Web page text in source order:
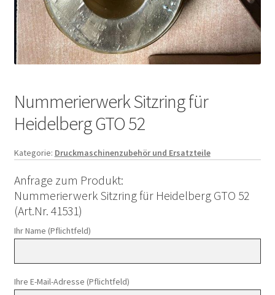
Nummerierwerk Sitzring für
Heidelberg GTO 52
Kategorie: Druckmaschinenzubehör und Ersatzteile
Anfrage zum Produkt:
Nummerierwerk Sitzring für Heidelberg GTO 52
(Art.Nr. 41531)
Ihr Name (Pflichtfeld)
Ihre E-Mail-Adresse (Pflichtfeld)